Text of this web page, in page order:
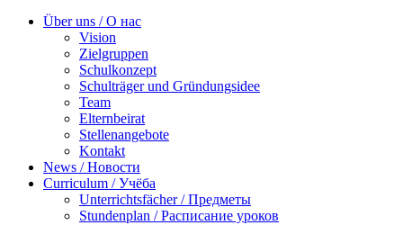
Über uns / О нас
Vision
Zielgruppen
Schulkonzept
Schulträger und Gründungsidee
Team
Elternbeirat
Stellenangebote
Kontakt
News / Новости
Curriculum / Учёба
Unterrichtsfächer / Предметы
Stundenplan / Расписание уроков